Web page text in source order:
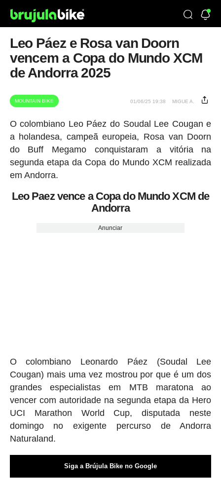
Leo Páez e Rosa van Doorn
vencem a Copa do Mundo XCM
de Andorra 2025
MOUNTAIN BIKE 01/06/25 19:38 MIGUE A.
O colombiano Leo Páez do Soudal Lee Cougan e
a holandesa, campeã europeia, Rosa van Doorn
do Buff Megamo conquistaram a vitória na
segunda etapa da Copa do Mundo XCM realizada
em Andorra.
Leo Paez vence a Copa do Mundo XCM de
Andorra
Anunciar
O colombiano Leonardo Páez (Soudal Lee
Cougan) mais uma vez mostrou por que é um dos
grandes especialistas em MTB maratona ao
vencer com autoridade na segunda etapa da Hero
UCI Marathon World Cup, disputada neste
domingo no exigente percurso de Andorra
Naturaland.
Siga a Brújula Bike no Google